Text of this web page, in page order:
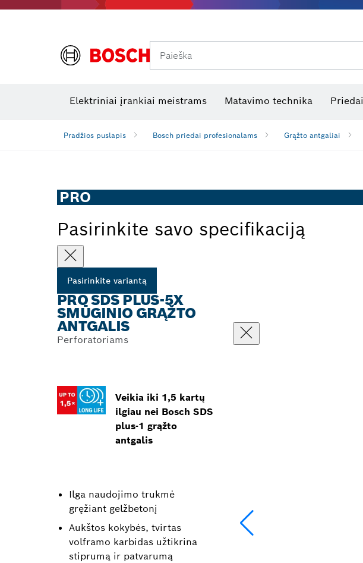
Paieška
Elektriniai įrankiai meistrams Matavimo technika Priedai
Pradžios puslapis Bosch priedai profesionalams Grąžto antgaliai
PRO
Pasirinkite savo specifikaciją
Pasirinkite variantą
PRO SDS PLUS-5X
SMŪGINIO GRĄŽTO
ANTGALIS
Perforatoriams
Veikia iki 1,5 kartų
ilgiau nei Bosch SDS
plus-1 grąžto
antgalis
Ilga naudojimo trukmė
gręžiant gelžbetonį
Aukštos kokybės, tvirtas
volframo karbidas užtikrina
stiprumą ir patvarumą